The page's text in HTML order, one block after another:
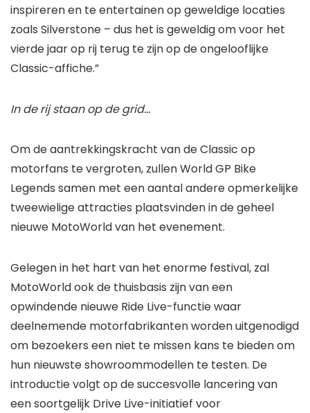
inspireren en te entertainen op geweldige locaties
zoals Silverstone – dus het is geweldig om voor het
vierde jaar op rij terug te zijn op de ongelooflijke
Classic-affiche.”
In de rij staan ​​op de grid…
Om de aantrekkingskracht van de Classic op
motorfans te vergroten, zullen World GP Bike
Legends samen met een aantal andere opmerkelijke
tweewielige attracties plaatsvinden in de geheel
nieuwe MotoWorld van het evenement.
Gelegen in het hart van het enorme festival, zal
MotoWorld ook de thuisbasis zijn van een
opwindende nieuwe Ride Live-functie waar
deelnemende motorfabrikanten worden uitgenodigd
om bezoekers een niet te missen kans te bieden om
hun nieuwste showroommodellen te testen. De
introductie volgt op de succesvolle lancering van
een soortgelijk Drive Live-initiatief voor